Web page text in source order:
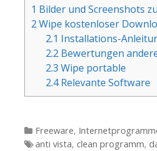
1 Bilder und Screenshots
2Wipe kostenloser
2.1 Installations-
2.2 Bewertungen
2.3 Wipe portable
2.4Relevante Software
Kategorien
Freeware,
Tags
anti vista, clean programm,